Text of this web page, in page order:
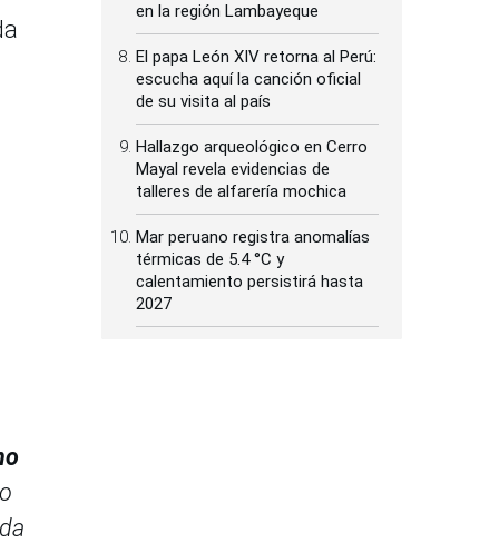
en la región Lambayeque
El papa León XIV retorna al Perú:
escucha aquí la canción oficial
de su visita al país
Hallazgo arqueológico en Cerro
Mayal revela evidencias de
talleres de alfarería mochica
Mar peruano registra anomalías
térmicas de 5.4 °C y
calentamiento persistirá hasta
2027